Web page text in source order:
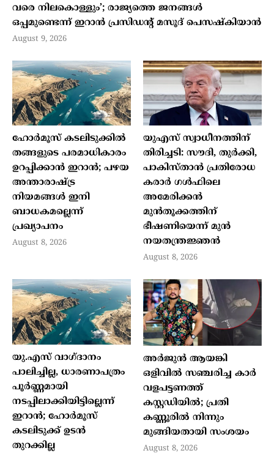
വരെ നിലകൊള്ളും’; രാജ്യത്തെ ജനങ്ങൾ
ഒപ്പമുണ്ടെന്ന് ഇറാൻ പ്രസിഡന്റ് മസൂദ് പെസഷ്കിയാൻ
August 9, 2026
ഹോർമൂസ് കടലിടുക്കിൽ
തങ്ങളുടെ പരമാധികാരം
ഉറപ്പിക്കാൻ ഇറാൻ; പഴയ
അന്താരാഷ്ട്ര
നിയമങ്ങൾ ഇനി
ബാധകമല്ലെന്ന്
പ്രഖ്യാപനം
August 8, 2026
യുഎസ് സ്വാധീനത്തിന്
തിരിച്ചടി: സൗദി, തുർക്കി,
പാകിസ്താൻ പ്രതിരോധ
കരാർ ഗൾഫിലെ
അമേരിക്കൻ
മുൻതൂക്കത്തിന്
ഭീഷണിയെന്ന് മുൻ
നയതന്ത്രജ്ഞൻ
August 8, 2026
യു.എസ് വാഗ്ദാനം
പാലിച്ചില്ല, ധാരണാപത്രം
പൂർണ്ണമായി
നടപ്പിലാക്കിയിട്ടില്ലെന്ന്
ഇറാൻ; ഹോർമൂസ്
കടലിടുക്ക് ഉടൻ
തുറക്കില്ല
അർജുൻ ആയങ്കി
ഒളിവിൽ സഞ്ചരിച്ച കാർ
വളപട്ടണത്ത്
കസ്റ്റഡിയിൽ; പ്രതി
കണ്ണൂരിൽ നിന്നും
മുങ്ങിയതായി സംശയം
August 8, 2026